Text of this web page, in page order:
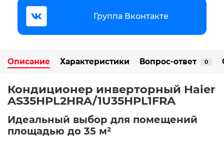
Группа Вконтакте
Описание Характеристики Вопрос-ответ 0
Кондиционер инверторный Haier
AS35HPL2HRA/1U35HPL1FRA ️
Идеальный выбор для помещений
площадью до 35 м²